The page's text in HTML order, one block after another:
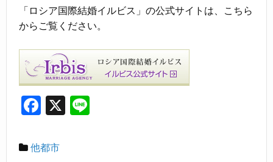
「ロシア国際結婚イルビス」の公式サイトは、こちら
からご覧ください。
F
c
X
他都市